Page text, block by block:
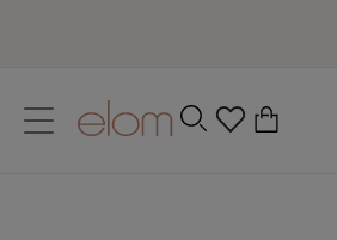
Ihr Land
Live Limitless